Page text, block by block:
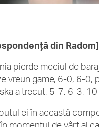
din Radom]
pierde meciul de
vreun game, 6-0, 6-0,
a trecut, 5-7, 6-3,
ei în această